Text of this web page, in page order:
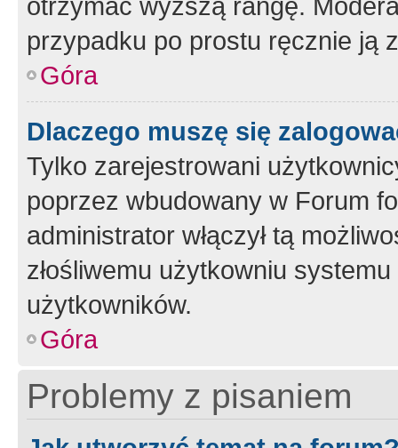
przypadku po prostu ręcznie ją
Góra
Dlaczego muszę się
Tylko zarejestrowani
poprzez wbudowany w Forum
administrator włączył tą
złośliwemu użytkowniu
użytkowników.
Góra
Problemy z pisaniem